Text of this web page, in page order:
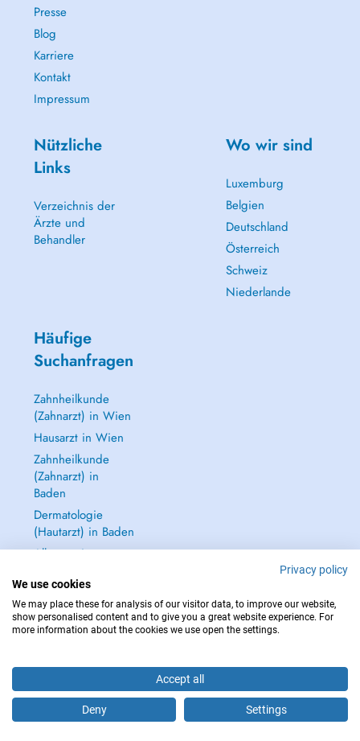
Buchen Sie einen Termin
Presse
Blog
Karriere
Kontakt
Impressum
Nützliche
Links
Verzeichnis der
Ärzte und
Behandler
Wo wir sind
Luxemburg
Belgien
Deutschland
Österreich
Schweiz
Niederlande
Häufige
Suchanfragen
Zahnheilkunde
(Zahnarzt) in Wien
Hausarzt in Wien
Zahnheilkunde
(Zahnarzt) in
Baden
Dermatologie
(Hautarzt) in Baden
Alle anzeigen →
IM NOTFALL WENDEN SIE SICH AN : 112
Privacy policy
We use cookies
We may place these for analysis of our visitor data, to improve our website,
show personalised content and to give you a great website experience. For
more information about the cookies we use open the settings.
Accept all
Deny Settings